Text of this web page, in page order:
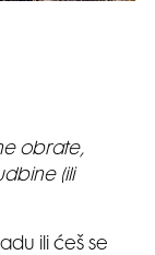
obrate,
(ili
ili ćeš se